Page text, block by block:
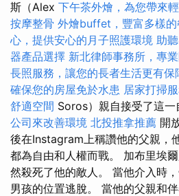
斯（Alex 下午茶外燴，為您帶來
按摩整骨 外燴buffet，豐富多樣的
心，提供安心的月子照護環境 助
器產品選擇 新北律師事務所，專
長照服務，讓您的長者生活更有保
確保您的房屋免於水患 居家打掃
舒適空間 Soros）親自接受了這一
公司來改善環境 北投推拿推薦 開
後在Instagram上稱讚他的父親，
都為自由和人權而戰。 加布里埃
然殺死了他的敵人。 當他介入時
男孩的位置逃脫。 當他的父親和